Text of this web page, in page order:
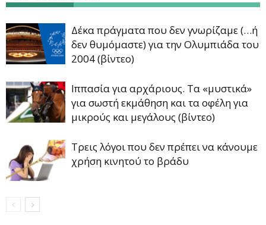
Δέκα πράγματα που δεν γνωρίζαμε (…ή
δεν θυμόμαστε) για την Ολυμπιάδα του
2004 (βίντεο)
Ιππασία για αρχάριους. Τα «μυστικά»
για σωστή εκμάθηση και τα οφέλη για
μικρούς και μεγάλους (βίντεο)
Τρεις λόγοι που δεν πρέπει να κάνουμε
χρήση κινητού το βράδυ